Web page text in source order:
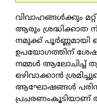
വിവാഹങ്ങള്‍ക്കും
ആരും ശ്രദ്ധിക്കാത
നമുക്ക് പൂര്‍ണ്ണമായി
ഉപയോഗത്തിന്
നമ്മള്‍ ആലോചിച്ച്
ഒഴിവാക്കാന്‍
ആഘോഷങ്ങള്‍
പ്രചരണംകൂടിയാണ്